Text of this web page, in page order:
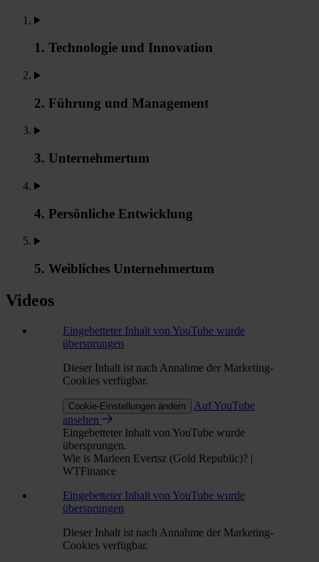
1. Technologie und Innovation
2. Führung und Management
3. Unternehmertum
4. Persönliche Entwicklung
5. Weibliches Unternehmertum
Videos
Eingebetteter Inhalt von YouTube wurde
übersprungen
Dieser Inhalt ist nach Annahme der Marketing-
Cookies verfügbar.
Cookie-Einstellungen ändern
Auf YouTube
ansehen
Eingebetteter Inhalt von YouTube wurde
übersprungen.
Wie is Marleen Evertsz (Gold Republic)? |
WTFinance
Eingebetteter Inhalt von YouTube wurde
übersprungen
Dieser Inhalt ist nach Annahme der Marketing-
Cookies verfügbar.